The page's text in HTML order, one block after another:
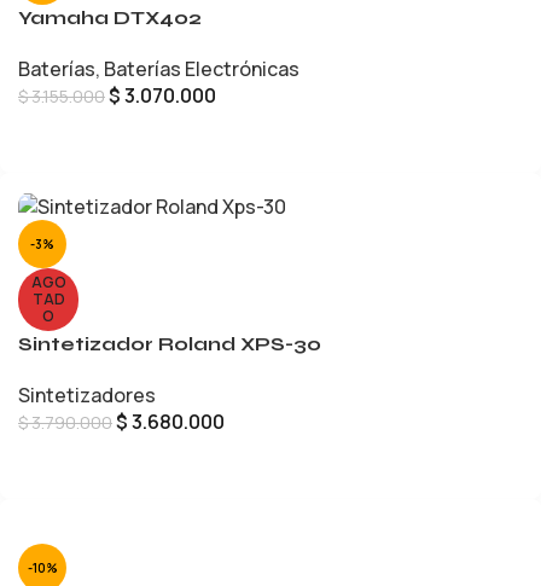
Yamaha DTX402
Baterías, Baterías Electrónicas
$3.155.000$3.070.000
-3%
AGO
TAD
O
Sintetizador Roland XPS-30
Sintetizadores
$3.790.000$3.680.000
-10%